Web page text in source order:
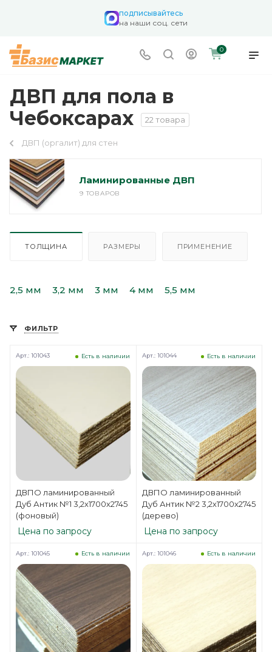
подписывайтесь
на наши соц. сети
0
ДВП для пола в
Чебоксарах
22 товара
ДВП (оргалит) для стен
Ламинированные ДВП
9 ТОВАРОВ
ТОЛЩИНА РАЗМЕРЫ ПРИМЕНЕНИЕ
2,5 мм 3,2 мм 3 мм 4 мм 5,5 мм
ФИЛЬТР
ДВПО ламинированный
Дуб Антик №1 3,2х1700х2745
(фоновый)
Есть в наличии
Арт.: 101043
Цена по запросу
ДВПО ламинированный
Дуб Антик №2 3,2х1700х2745
(дерево)
Есть в наличии
Арт.: 101044
Цена по запросу
Есть в наличии
Арт.: 101045 Есть в наличии
Арт.: 101046